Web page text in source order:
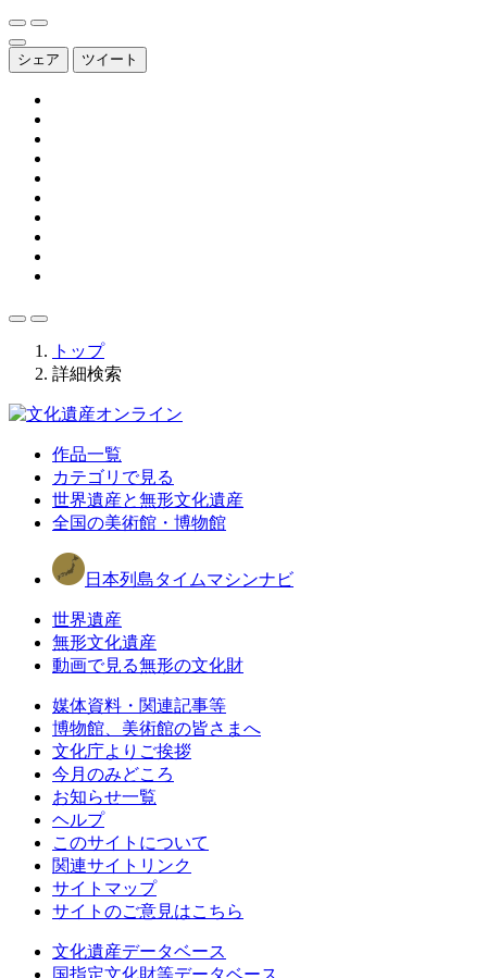
シェア ツイート
トップ
詳細検索
作品一覧
カテゴリで見る
世界遺産と無形文化遺産
全国の美術館・博物館
日本列島タイムマシンナビ
世界遺産
無形文化遺産
動画で見る無形の文化財
媒体資料・関連記事等
博物館、美術館の皆さまへ
文化庁よりご挨拶
今月のみどころ
お知らせ一覧
ヘルプ
このサイトについて
関連サイトリンク
サイトマップ
サイトのご意見はこちら
文化遺産データベース
国指定文化財等データベース